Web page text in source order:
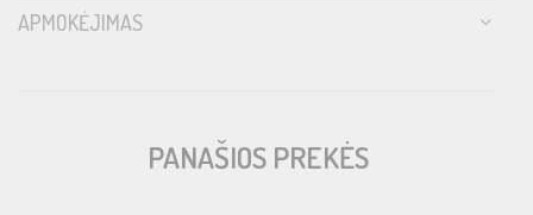
APMOKĖJIMAS
PANAŠIOS PREKĖS